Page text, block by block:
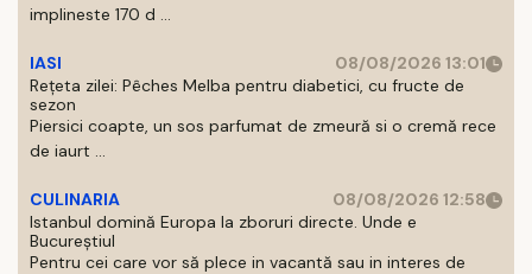
implineste 170 d ...
IASI
08/08/2026 13:01
Rețeta zilei: Pêches Melba pentru diabetici, cu fructe de
sezon
Piersici coapte, un sos parfumat de zmeură si o cremă rece
de iaurt ...
CULINARIA
08/08/2026 12:58
Istanbul domină Europa la zboruri directe. Unde e
Bucureștiul
Pentru cei care vor să plece in vacantă sau in interes de